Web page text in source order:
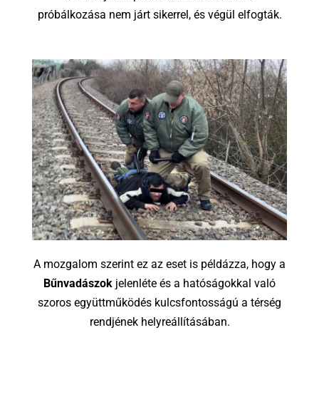
próbálkozása nem járt sikerrel, és végül elfogták.
A mozgalom szerint ez az eset is példázza, hogy a
Bűnvadászok jelenléte és a hatóságokkal való
szoros együttműködés kulcsfontosságú a térség
rendjének helyreállításában.